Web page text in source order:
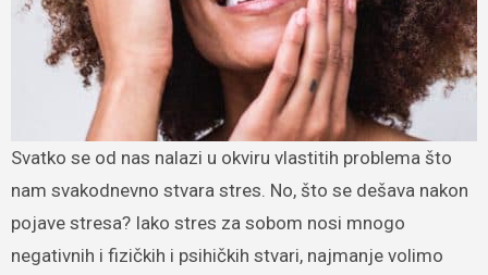
Svatko se od nas nalazi u okviru vlastitih problema što
nam svakodnevno stvara stres. No, što se dešava nakon
pojave stresa? Iako stres za sobom nosi mnogo
negativnih i fizičkih i psihičkih stvari, najmanje volimo